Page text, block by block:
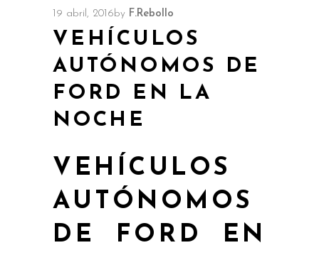
19 abril, 2016 by F.Rebollo
VEHÍCULOS
AUTÓNOMOS DE
FORD EN LA
NOCHE
VEHÍCULOS
AUTÓNOMOS
DE FORD EN